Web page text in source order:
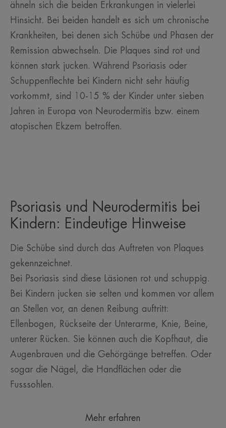
ähneln sich die beiden Erkrankungen in vielerlei
Hinsicht. Bei beiden handelt es sich um chronische
Krankheiten, bei denen sich Schübe und Phasen der
Remission abwechseln. Die Plaques sind rot und
können stark jucken. Während Psoriasis oder
Schuppenflechte bei Kindern nicht sehr häufig
vorkommt, sind 10-15 % der Kinder unter sieben
Jahren in Europa von Neurodermitis bzw. einem
atopischen Ekzem betroffen.
Psoriasis und Neurodermitis bei
Kindern: Eindeutige Hinweise
Die Schübe sind durch das Auftreten von Plaques
gekennzeichnet.
Bei Psoriasis sind diese Läsionen rot und schuppig.
Bei Kindern jucken sie selten und kommen vor allem
an Stellen vor, an denen Reibung auftritt:
Ellenbogen, Rückseite der Unterarme, Knie, Beine,
unterer Rücken. Sie können auch die Kopfhaut, die
Augenbrauen und die Gehörgänge betreffen. Oder
sogar die Nägel, die Handflächen oder die
Fusssohlen.
Mehr erfahren